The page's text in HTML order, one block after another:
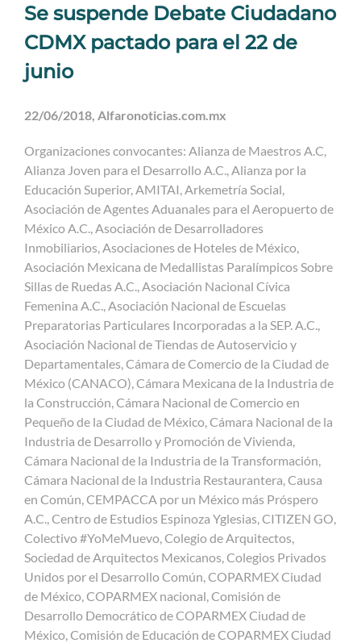
Se suspende Debate Ciudadano
CDMX pactado para el 22 de
junio
22/06/2018, Alfaronoticias.com.mx
Organizaciones convocantes: Alianza de Maestros A.C,
Alianza Joven para el Desarrollo A.C., Alianza por la
Educación Superior, AMITAI, Arkemetría Social,
Asociación de Agentes Aduanales para el Aeropuerto de
México A.C., Asociación de Desarrolladores
Inmobiliarios, Asociaciones de Hoteles de México,
Asociación Mexicana de Medallistas Paralímpicos Sobre
Sillas de Ruedas A.C., Asociación Nacional Cívica
Femenina A.C., Asociación Nacional de Escuelas
Preparatorias Particulares Incorporadas a la SEP. A.C.,
Asociación Nacional de Tiendas de Autoservicio y
Departamentales, Cámara de Comercio de la Ciudad de
México (CANACO), Cámara Mexicana de la Industria de
la Construcción, Cámara Nacional de Comercio en
Pequeño de la Ciudad de México, Cámara Nacional de la
Industria de Desarrollo y Promoción de Vivienda,
Cámara Nacional de la Industria de la Transformación,
Cámara Nacional de la Industria Restaurantera, Causa
en Común, CEMPACCA por un México más Próspero
A.C., Centro de Estudios Espinoza Yglesias, CITIZEN GO,
Colectivo #YoMeMuevo, Colegio de Arquitectos,
Sociedad de Arquitectos Mexicanos, Colegios Privados
Unidos por el Desarrollo Común, COPARMEX Ciudad
de México, COPARMEX nacional, Comisión de
Desarrollo Democrático de COPARMEX Ciudad de
México, Comisión de Educación de COPARMEX Ciudad